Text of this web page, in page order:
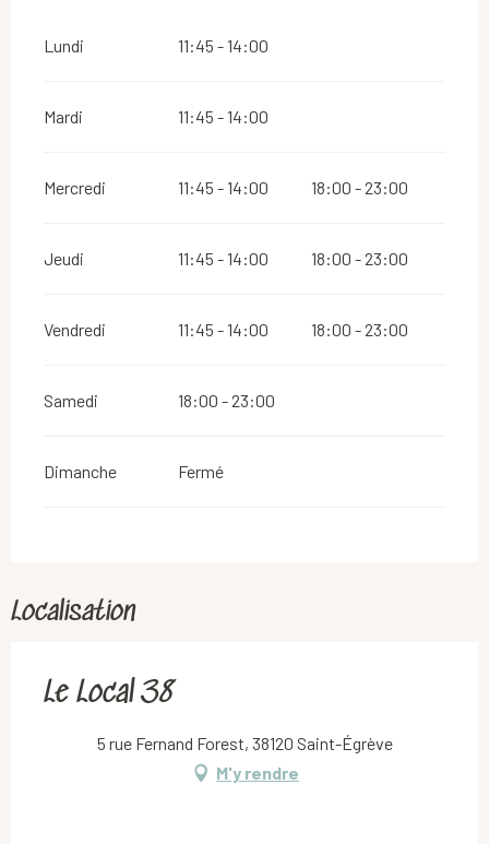
Lundi 11:45 - 14:00
Mardi 11:45 - 14:00
Mercredi 11:45 - 14:00 18:00 - 23:00
Jeudi 11:45 - 14:00 18:00 - 23:00
Vendredi 11:45 - 14:00 18:00 - 23:00
Samedi 18:00 - 23:00
Dimanche Fermé
Localisation
Le Local 38
5 rue Fernand Forest, 38120 Saint-Égrève
M'y rendre